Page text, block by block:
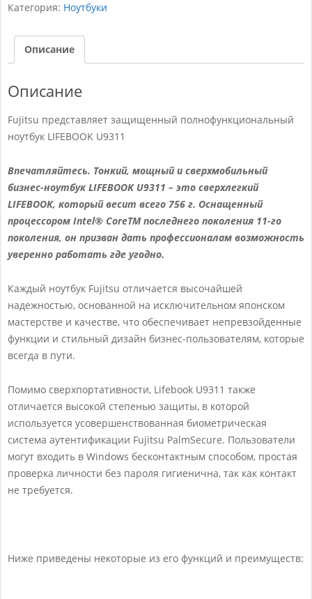
Категория: Ноутбуки
Описание
Описание
Fujitsu представляет защищенный полнофункциональный
ноутбук LIFEBOOK U9311
Впечатляйтесь. Тонкий, мощный и сверхмобильный
бизнес-ноутбук LIFEBOOK U9311 – это сверхлегкий
LIFEBOOK, который весит всего 756 г. Оснащенный
процессором Intel® CoreTM последнего поколения 11-го
поколения, он призван дать профессионалам возможность
уверенно работать где угодно.
Каждый ноутбук Fujitsu отличается высочайшей
надежностью, основанной на исключительном японском
мастерстве и качестве, что обеспечивает непревзойденные
функции и стильный дизайн бизнес-пользователям, которые
всегда в пути.
Помимо сверхпортативности, Lifebook U9311 также
отличается высокой степенью защиты, в которой
используется усовершенствованная биометрическая
система аутентификации Fujitsu PalmSecure. Пользователи
могут входить в Windows бесконтактным способом, простая
проверка личности без пароля гигиенична, так как контакт
не требуется.
Ниже приведены некоторые из его функций и преимуществ: